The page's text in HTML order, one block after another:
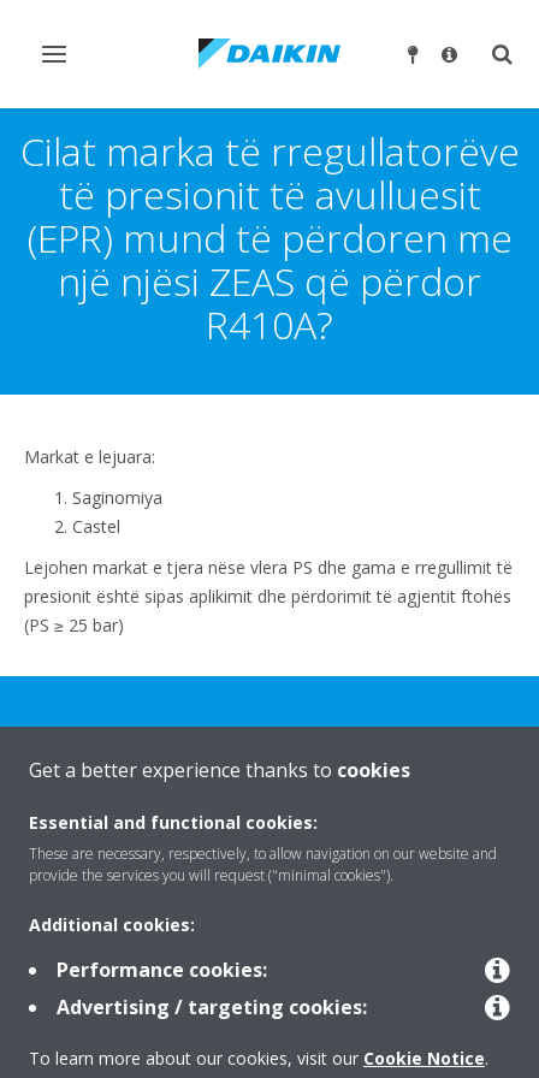
Ndrysho
Cilat marka të rregullatorëve
të presionit të avulluesit
(EPR) mund të përdoren me
një njësi ZEAS që përdor
R410A?
Markat e lejuara:
Saginomiya
Castel
Lejohen markat e tjera nëse vlera PS dhe gama e rregullimit të
presionit është sipas aplikimit dhe përdorimit të agjentit ftohës
(PS ≥ 25 bar)
Rreth nesh
Zgjidhje
Kontakti
Get a better experience thanks to cookies
Essential and functional cookies:
These are necessary, respectively, to allow navigation on our website and
provide the services you will request ("minimal cookies").
Additional cookies:
Performance cookies:
Advertising / targeting cookies:
To learn more about our cookies, visit our Cookie Notice.